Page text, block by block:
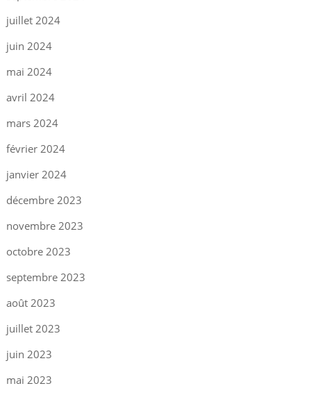
juillet 2024
juin 2024
mai 2024
avril 2024
mars 2024
février 2024
janvier 2024
décembre 2023
novembre 2023
octobre 2023
septembre 2023
août 2023
juillet 2023
juin 2023
mai 2023